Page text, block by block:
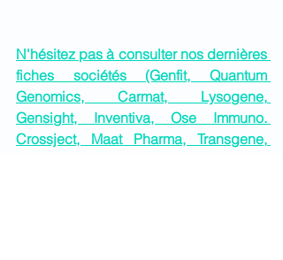
N'hésitez pas à consulter nos dernières
fiches sociétés (Genfit, Quantum
Genomics, Carmat, Lysogene,
Gensight, Inventiva, Ose Immuno.
Crossject, Maat Pharma, Transgene,